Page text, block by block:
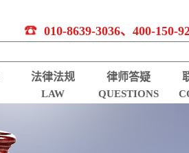
010-8639-3036、400-150-
法律法规
LAW
律师答疑
QUESTIONS